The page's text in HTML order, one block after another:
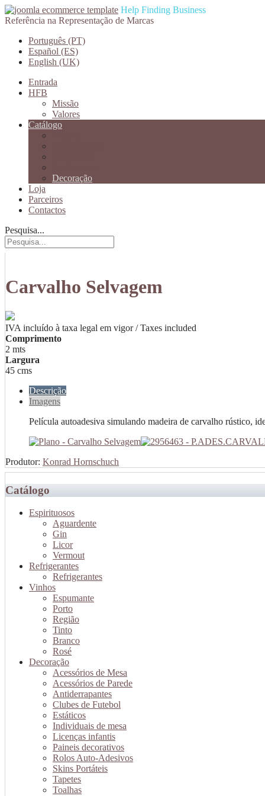
Help Finding Business
Referência na Representação de Marcas
Português (PT)
Español (ES)
English (UK)
Entrada
HFB
Missão
Valores
Catálogo
Decoração
Loja
Parceiros
Contactos
Pesquisa...
Carvalho Selvagem
IVA incluído à taxa legal em vigor / Taxes included
Comprimento
2 mts
Largura
45 cms
Descrição
Imagens
Película autoadesiva simulando madeira de carvalho rústico,
Produtor: Konrad Hornschuch
Catálogo
Espirituosos
Aguardente
Gin
Licor
Vermout
Refrigerantes
Refrigerantes
Vinhos
Espumante
Porto
Região
Tinto
Branco
Rosé
Decoração
Acessórios de Mesa
Acessórios de Parede
Antiderrapantes
Clubes de Futebol
Estáticos
Individuais de mesa
Licenças infantis
Paineis decorativos
Rolos Auto-Adesivos
Skins Portáteis
Tapetes
Toalhas